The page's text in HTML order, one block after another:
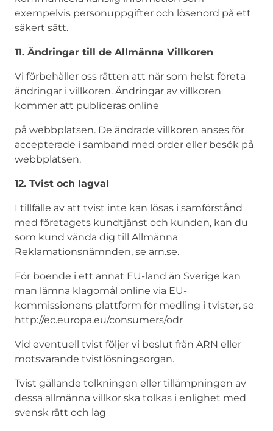
exempelvis personuppgifter och lösenord på ett
säkert sätt.
11. Ändringar till de Allmänna Villkoren
Vi förbehåller oss rätten att när som helst företa
ändringar i villkoren. Ändringar av villkoren
kommer att publiceras online
på webbplatsen. De ändrade villkoren anses för
accepterade i samband med order eller besök på
webbplatsen.
12. Tvist och Iagval
I tillfälle av att tvist inte kan lösas i samförstånd
med företagets kundtjänst och kunden, kan du
som kund vända dig till Allmänna
Reklamationsnämnden, se arn.se.
För boende i ett annat EU-land än Sverige kan
man lämna klagomål online via EU-
kommissionens plattform för medling i tvister, se
http://ec.europa.eu/consumers/odr
Vid eventuell tvist följer vi beslut från ARN eller
motsvarande tvistlösningsorgan.
Tvist gällande tolkningen eller tillämpningen av
dessa allmänna villkor ska tolkas i enlighet med
svensk rätt och lag